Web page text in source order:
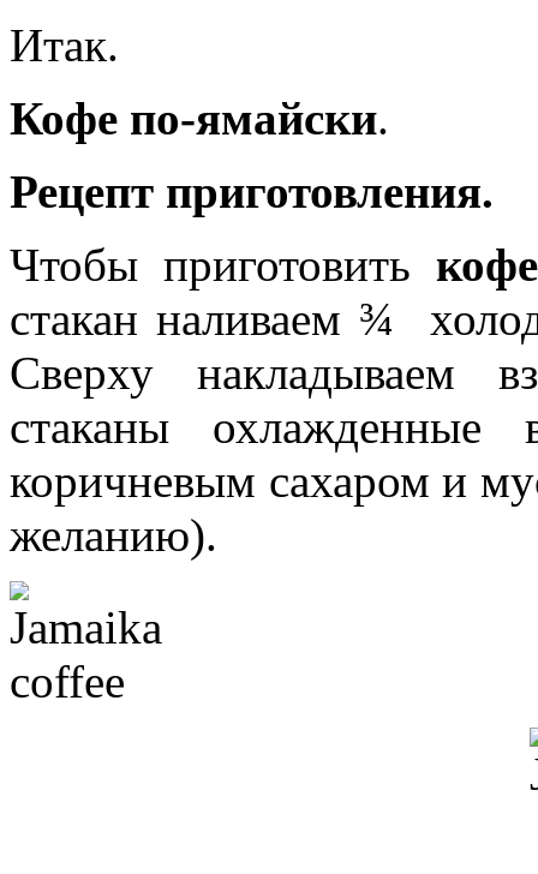
Итак.
Кофе по-ямайски.
Рецепт приготовления.
Чтобы приготовить
стакан наливаем ¾
Сверху накладываем
стаканы охлажденные
коричневым сахаром и
желанию).